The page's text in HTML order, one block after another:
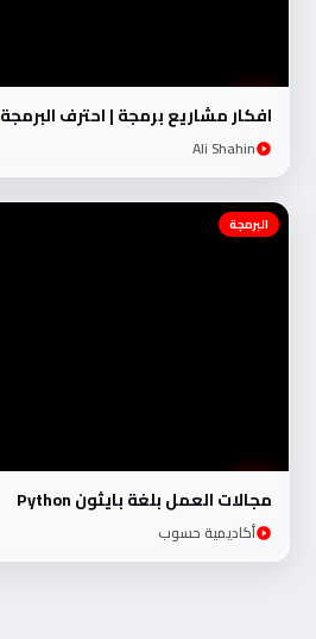
افكار مشاريع برمجة | احترف البرمجة
Ali Shahin
البرمجة
مجالات العمل بلغة بايثون Python
أكاديمية حسوب